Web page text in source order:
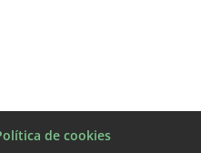
de cookies